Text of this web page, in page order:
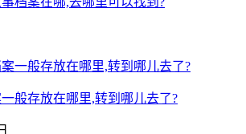
般存放在哪里,转到哪儿去了?